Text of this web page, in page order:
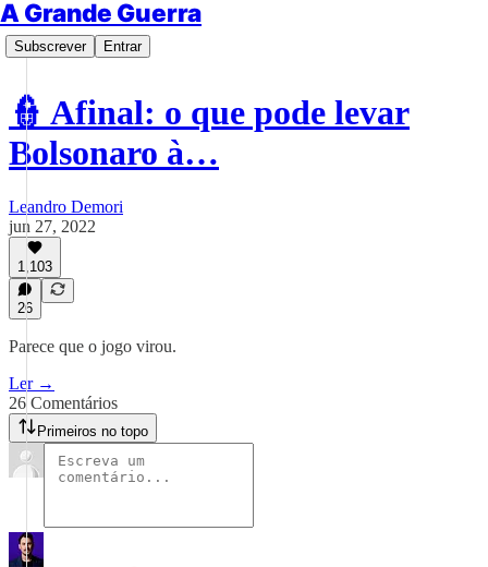
A Grande Guerra
Subscrever Entrar
👮 Afinal: o que pode levar
Bolsonaro à…
Leandro Demori
jun 27, 2022
1,103
26
Parece que o jogo virou.
Ler →
26 Comentários
Primeiros no topo